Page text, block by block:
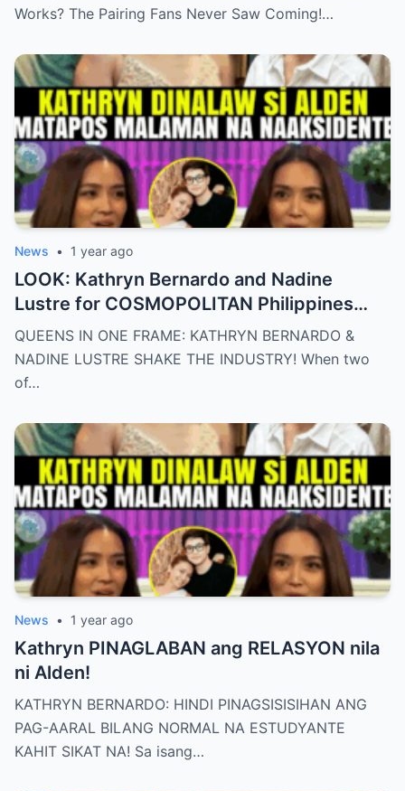
Works? The Pairing Fans Never Saw Coming!…
News • 1 year ago
LOOK: Kathryn Bernardo and Nadine
Lustre for COSMOPOLITAN Philippines
May 2025 issue.
QUEENS IN ONE FRAME: KATHRYN BERNARDO &
NADINE LUSTRE SHAKE THE INDUSTRY! When two
of…
News • 1 year ago
Kathryn PINAGLABAN ang RELASYON nila
ni Alden!
KATHRYN BERNARDO: HINDI PINAGSISISIHAN ANG
PAG-AARAL BILANG NORMAL NA ESTUDYANTE
KAHIT SIKAT NA! Sa isang…